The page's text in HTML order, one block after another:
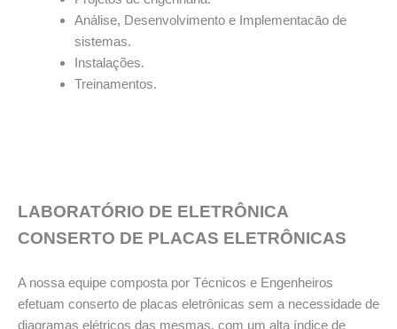
Análise, Desenvolvimento e Implementacāo de
sistemas.
Instalações.
Treinamentos.
LABORATÓRIO DE ELETRÔNICA
CONSERTO DE PLACAS ELETRÔNICAS
A nossa equipe composta por Técnicos e Engenheiros
efetuam conserto de placas eletrônicas sem a necessidade de
diagramas elétricos das mesmas, com um alta índice de